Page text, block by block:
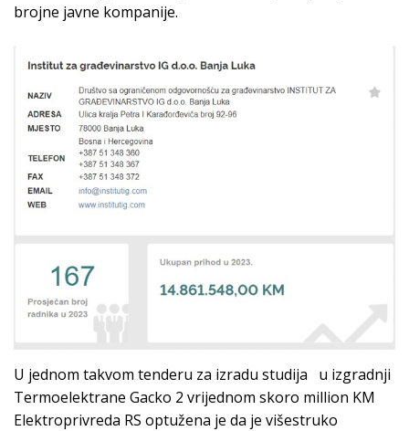
brojne javne kompanije.
U jednom takvom tenderu za izradu studija u izgradnji
Termoelektrane Gacko 2 vrijednom skoro million KM
Elektroprivreda RS optužena je da je višestruko